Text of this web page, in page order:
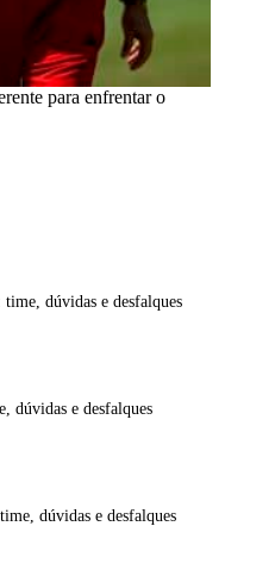
para enfrentar o
time, dúvidas e desfalques
dúvidas e desfalques
dúvidas e desfalques